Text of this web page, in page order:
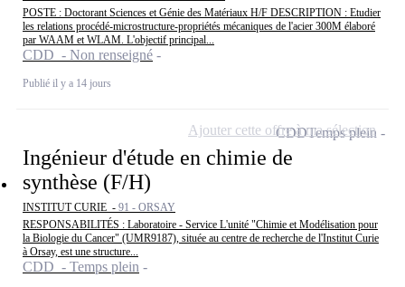
POSTE : Doctorant Sciences et Génie des Matériaux H/F DESCRIPTION : Etudier
les relations procédé-microstructure-propriétés mécaniques de l'acier 300M élaboré
par WAAM et WLAM. L'objectif principal...
CDD - Non renseigné
Publié il y a 14 jours
Ingénieur d'étude en chimie de
synthèse (F/H)
INSTITUT CURIE - 91 - ORSAY
RESPONSABILITÉS : Laboratoire - Service L'unité "Chimie et Modélisation pour
la Biologie du Cancer" (UMR9187), située au centre de recherche de l'Institut Curie
à Orsay, est une structure...
CDD - Temps plein
CDDTemps plein
Ajouter cette offre à ma sélection